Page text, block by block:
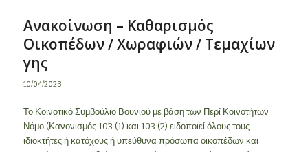
Ανακοίνωση – Καθαρισμός
Οικοπέδων / Χωραφιών / Τεμαχίων
γης
10/04/2023
Το Κοινοτικό Συμβούλιο Βουνιού με βάση των Περί Κοινοτήτων
Νόμο (Κανονισμός 103 (1) και 103 (2) ειδοποιεί όλους τους
ιδιοκτήτες ή κατόχους ή υπεύθυνα πρόσωπα οικοπέδων και